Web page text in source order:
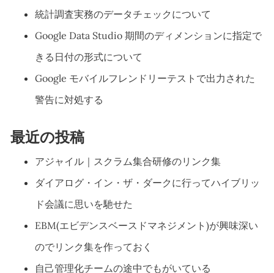
統計調査実務のデータチェックについて
Google Data Studio 期間のディメンションに指定で
きる日付の形式について
Google モバイルフレンドリーテストで出力された
警告に対処する
最近の投稿
アジャイル｜スクラム集合研修のリンク集
ダイアログ・イン・ザ・ダークに行ってハイブリッ
ド会議に思いを馳せた
EBM(エビデンスベースドマネジメント)が興味深い
のでリンク集を作っておく
自己管理化チームの途中でもがいている